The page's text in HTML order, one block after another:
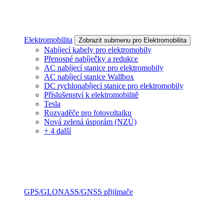
Elektromobilita Zobrazit submenu pro Elektromobilita
Nabíjecí kabely pro elektromobily
Přenosné nabíječky a redukce
AC nabíjecí stanice pro elektromobily
AC nabíjecí stanice Wallbox
DC rychlonabíjecí stanice pro elektromobily
Příslušenství k elektromobilitě
Tesla
Rozvaděče pro fotovoltaiku
Nová zelená úsporám (NZÚ)
+ 4 další
GPS/GLONASS/GNSS přijímače